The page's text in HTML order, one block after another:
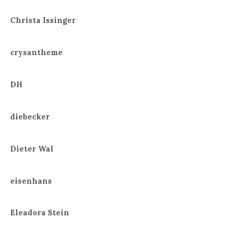
Christa Issinger
crysantheme
DH
diebecker
Dieter Wal
eisenhans
Eleadora Stein